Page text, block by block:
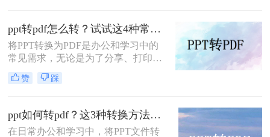
ppt转pdf怎么转？试试这4种常用方法！
将PPT转换为PDF是办公和学习中的
常见需求，无论是为了分享、打印还
是确保格式兼容性。那么ppt转pdf怎
么转呢？本文将介绍多种实用方法，
赞 踩
ppt如何转pdf？这3种转换方法尝试下！
在日常办公和学习中，将PPT文件转